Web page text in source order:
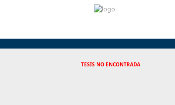
TESIS NO ENCONTRADA